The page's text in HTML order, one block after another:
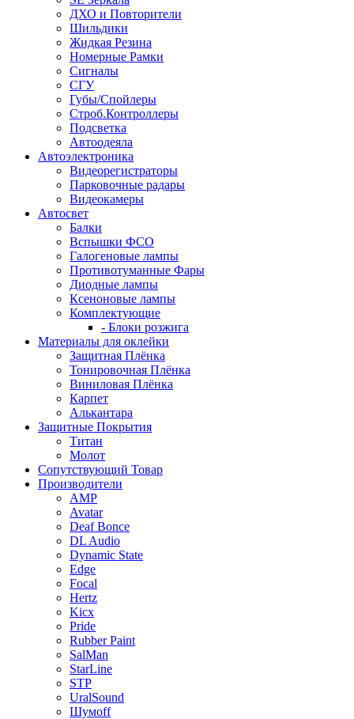
ДХО и Повторители
Шильдики
Жидкая Резина
Номерные Рамки
Сигналы
СГУ
Губы/Спойлеры
Строб.Контроллеры
Подсветка
Автоодеяла
Автоэлектроника
Видеорегистраторы
Парковочные радары
Видеокамеры
Автосвет
Балки
Вспышки ФСО
Галогеновые лампы
Противотуманные Фары
Диодные лампы
Ксеноновые лампы
Комплектующие
- Блоки розжига
Материалы для оклейки
Защитная Плёнка
Тонировочная Плёнка
Виниловая Плёнка
Карпет
Алькантара
Защитные Покрытия
Титан
Молот
Сопутствующий Товар
Производители
AMP
Avatar
Deaf Bonce
DL Audio
Dynamic State
Edge
Focal
Hertz
Kicx
Pride
Rubber Paint
SalMan
StarLine
STP
UralSound
Шумoff